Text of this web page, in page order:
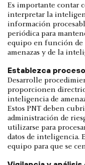
Es importante contar
interpretar la
información
periódica para
equipo en función de
amenazas y de la
Establezca
Desarrolle
proporcionen
inteligencia de
Estos PNT deben
administración de
utilizarse para
datos de inteligencia.
equipo para que se